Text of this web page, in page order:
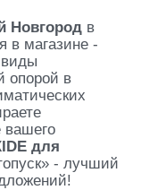
Новгород в
в магазине -
виды
опорой в
вашего
для
- лучший